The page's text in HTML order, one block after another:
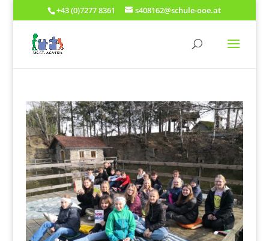
+43 (0)7277 8361 s408162@schule-ooe.at